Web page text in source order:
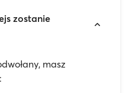
zostanie
masz